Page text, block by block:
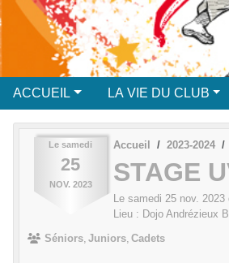
ACCUEIL LA VIE DU CLUB
Le samedi
25
NOV. 2023
Accueil 2023-2024
STAGE
Le samedi 25 nov. 2023
Lieu : Dojo Andrézieux
Séniors Juniors Cadets